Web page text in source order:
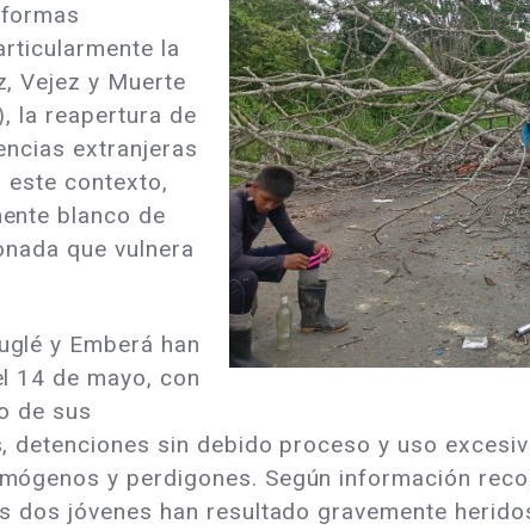
la
Vejez y Muerte
la reapertura de
extranjeras
este contexto,
blanco de
que vulnera
y Emberá han
14 de mayo, con
de sus
detenciones sin debido proceso y uso
y perdigones. Según información
dos jóvenes han resultado gravemente